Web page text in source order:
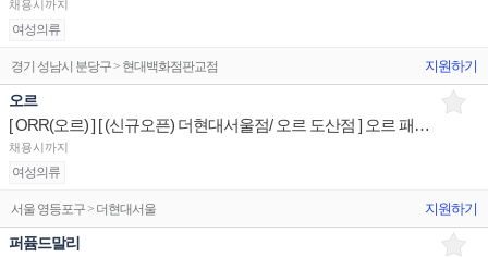
채용시까지
여성의류
경기 성남시 분당구 > 현대백화점판교점 지원하기
오르
[ ORR(오르) ] [ (신규오픈) 더현대서울점/ 오르 도산점 ] 오르 패션 스페셜리스트 판매전문사원
채용시까지
여성의류
서울 영등포구 > 더현대서울 지원하기
퍼퓸드말리